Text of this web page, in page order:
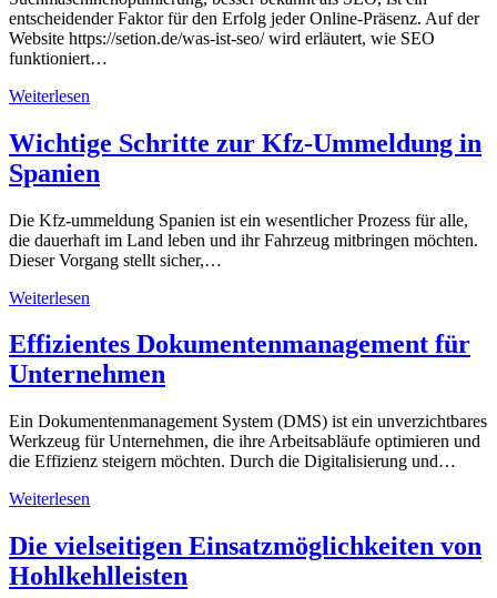
entscheidender Faktor für den Erfolg jeder Online-Präsenz. Auf der
Website https://setion.de/was-ist-seo/ wird erläutert, wie SEO
funktioniert…
Weiterlesen
Wichtige Schritte zur Kfz-Ummeldung in
Spanien
Die Kfz-ummeldung Spanien ist ein wesentlicher Prozess für alle,
die dauerhaft im Land leben und ihr Fahrzeug mitbringen möchten.
Dieser Vorgang stellt sicher,…
Weiterlesen
Effizientes Dokumentenmanagement für
Unternehmen
Ein Dokumentenmanagement System (DMS) ist ein unverzichtbares
Werkzeug für Unternehmen, die ihre Arbeitsabläufe optimieren und
die Effizienz steigern möchten. Durch die Digitalisierung und…
Weiterlesen
Die vielseitigen Einsatzmöglichkeiten von
Hohlkehlleisten